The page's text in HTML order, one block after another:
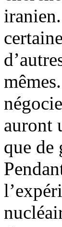
auront
que de